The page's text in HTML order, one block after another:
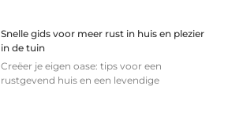
Snelle gids voor meer rust in huis en plezier
in de tuin
Creëer je eigen oase: tips voor een
rustgevend huis en een levendige